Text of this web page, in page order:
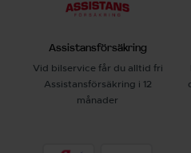
Assistansförsäkring
Vid bilservice får du alltid fri
Assistansförsäkring i 12
månader